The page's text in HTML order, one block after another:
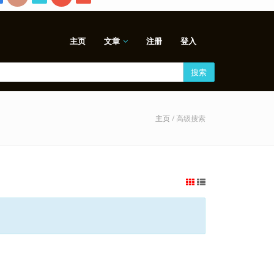
主页 文章 注册 登入
搜索
主页/ 高级搜索